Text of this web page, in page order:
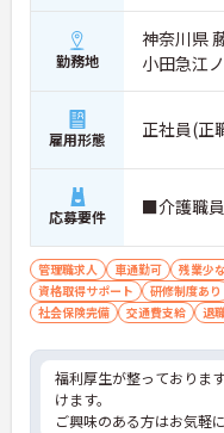
勤務地
神奈川県
小田急江
雇用形態 正社員(正
応募要件 ■介護職
管理職求人 車通勤可 残業少
資格取得サポート
研修制度あり
社会保険完備
交通費支給 退
福利厚生が整っておりま
けます。
ご興味のある方はお気軽